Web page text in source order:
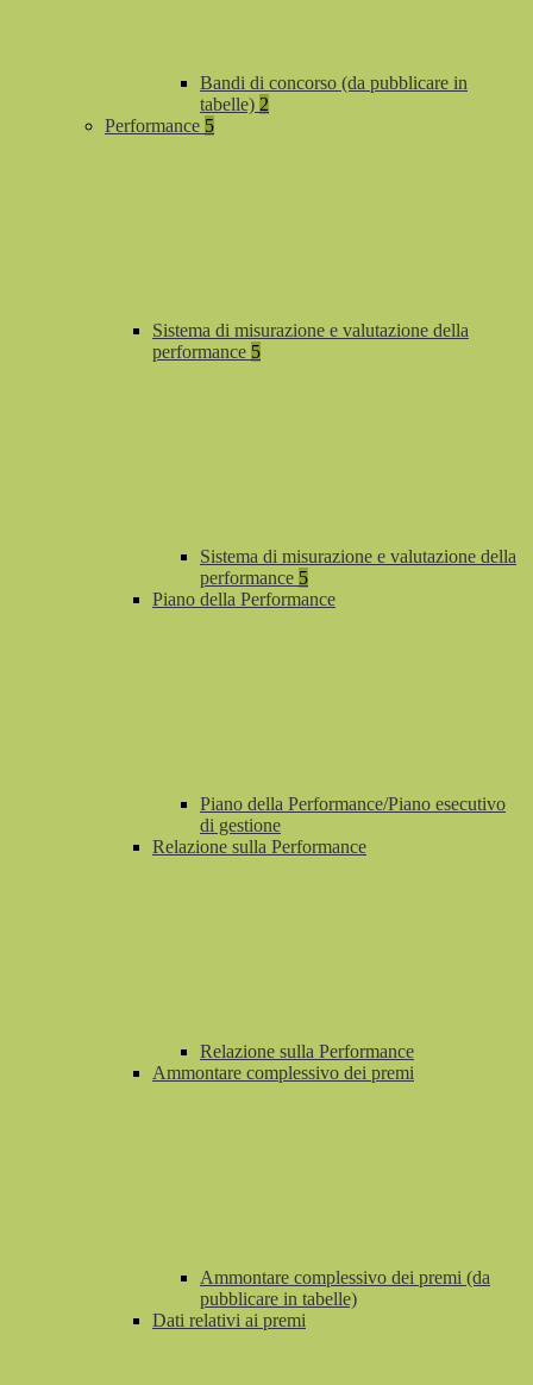
Bandi di concorso (da pubblicare in
tabelle) 2
Performance 5
Sistema di misurazione e valutazione della
performance 5
Sistema di misurazione e valutazione della
performance 5
Piano della Performance
Piano della Performance/Piano esecutivo
di gestione
Relazione sulla Performance
Relazione sulla Performance
Ammontare complessivo dei premi
Ammontare complessivo dei premi (da
pubblicare in tabelle)
Dati relativi ai premi